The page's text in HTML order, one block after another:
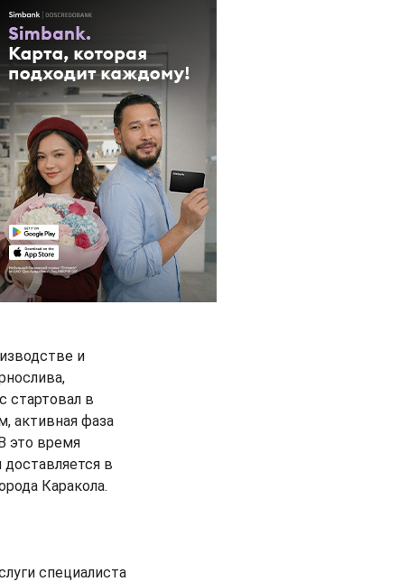
и
стартовал в
активная фаза
это время
доставляется в
Каракола.
специалиста